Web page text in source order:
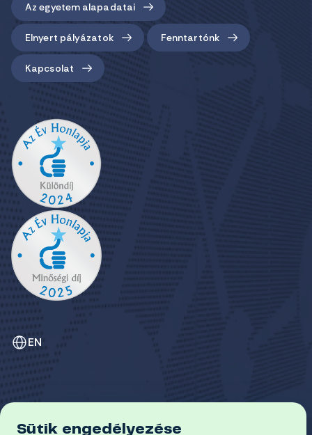
Az egyetem alapadatai
Elnyert pályázatok Fenntartónk
Kapcsolat
EN
Sütik engedélyezése